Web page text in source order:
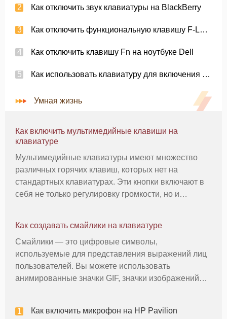
Как отключить звук клавиатуры на BlackBerry
Как отключить функциональную клавишу F-Lock
Как отключить клавишу Fn на ноутбуке Dell
Как использовать клавиатуру для включения компьютера
Умная жизнь
Как включить мультимедийные клавиши на
клавиатуре
Мультимедийные клавиатуры имеют множество
различных горячих клавиш, которых нет на
стандартных клавиатурах. Эти кнопки включают в
себя не только регулировку громкости, но и
можете обнаружить, что мультимедийные кл
Как создавать смайлики на клавиатуре
Смайлики — это цифровые символы,
используемые для представления выражений лиц
пользователей. Вы можете использовать
анимированные значки GIF, значки изображений
можете выбрать один из множества различных
Как включить микрофон на HP Pavilion